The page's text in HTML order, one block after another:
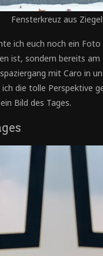
Fensterkreuz aus
ich euch noch ein
ist, sondern bereits am
mit Caro in
die tolle Perspektive
Bild des Tages.